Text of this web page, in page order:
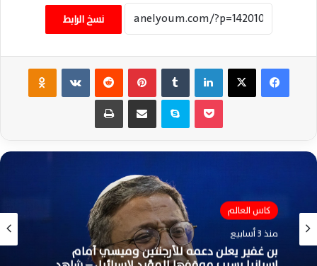
نسخ الرابط
فيسبوك ‫X لينكدإن بينتيريست ‏VKontakte
سكايب مشاركة عبر البريد طباعة
كاس العالم
منذ 3 أسابيع
اخبار الرياضة العالمية
منذ 3 أسابيع